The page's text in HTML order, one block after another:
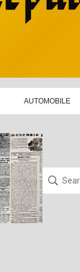
AUTOMOBILE